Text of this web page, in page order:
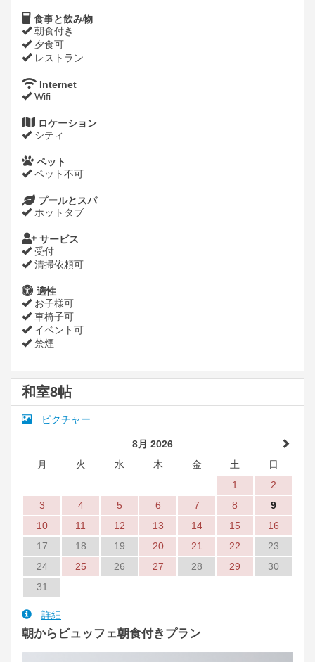
食事と飲み物
朝食付き
夕食可
レストラン
Internet
Wifi
ロケーション
シティ
ペット
ペット不可
プールとスパ
ホットタブ
サービス
受付
清掃依頼可
適性
お子様可
車椅子可
イベント可
禁煙
和室8帖
ピクチャー
8月 2026
月
火 水 木 金 土
日
1
2
3
4 5 6 7 8
9
10
11 12 13 14 15
16
17
18 19 20 21 22
23
24
25 26 27 28 29
30
31
詳細
朝からビュッフェ朝食付きプラン